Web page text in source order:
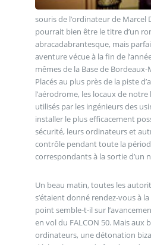
souris de l’ordinateur de Marcel
pourrait bien être le titre d’un
abracadabrantesque, mais
aventure vécue à la fin de
mêmes de la Base de Bordeaux-
Placés au plus près de la piste
l’aérodrome, les locaux de
utilisés par les ingénieurs des
installer le plus efficacement
sécurité, leurs ordinateurs et
contrôle pendant toute la
correspondants à la sortie d’un
Un beau matin, toutes les
s’étaient donné rendez-vous à
point semble-t-il sur
en vol du FALCON 50. Mais aux
ordinateurs, une détonation